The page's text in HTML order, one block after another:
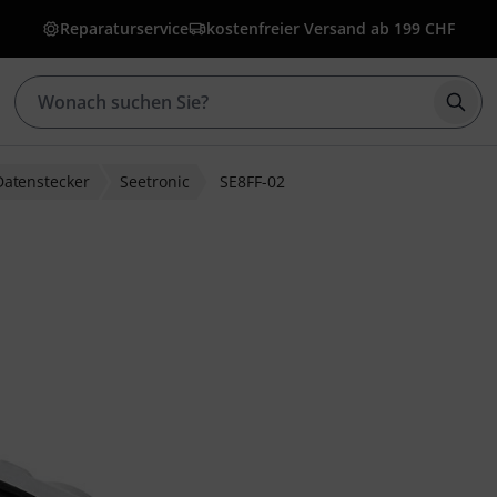
Reparaturservice kostenfreier Versand ab 199 CHF
Seetronic SE8FF-02